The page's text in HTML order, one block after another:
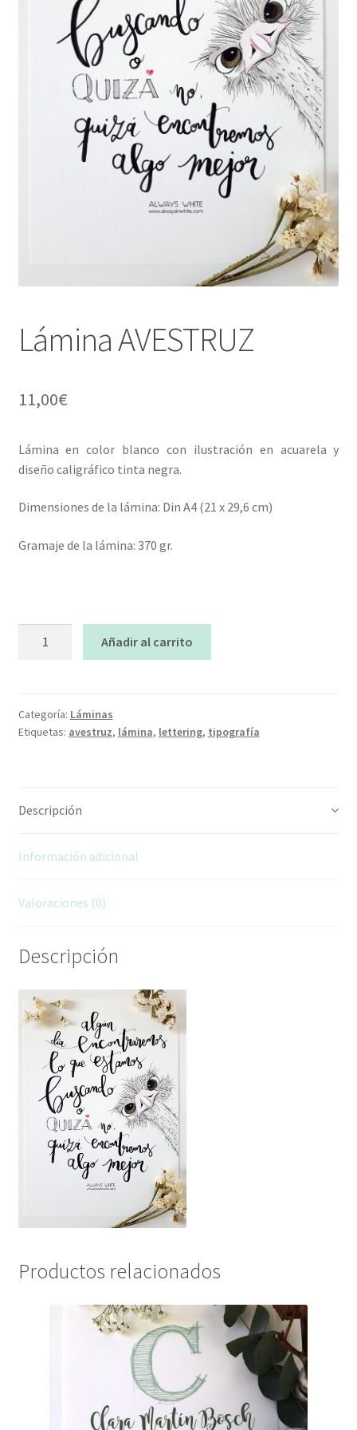
Lámina AVESTRUZ
11,00€
Lámina en color blanco con ilustración en acuarela y
diseño caligráfico tinta negra.
Dimensiones de la lámina: Din A4 (21 x 29,6 cm)
Gramaje de la lámina: 370 gr.
Añadir al carrito
Categoría: Láminas
Etiquetas: avestruz, lámina, lettering, tipografía
Descripción
Información adicional
Valoraciones (0)
Descripción
Productos relacionados